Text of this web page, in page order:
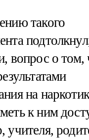
такого
вопрос о том,
на
к ним
учителя,